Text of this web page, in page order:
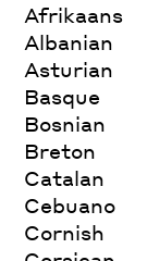
Afrikaans
Albanian
Asturian
Basque
Bosnian
Breton
Catalan
Cebuano
Cornish